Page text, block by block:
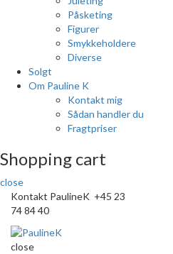
Påsketing
Figurer
Smykkeholdere
Diverse
Solgt
Om Pauline K
Kontakt mig
Sådan handler du
Fragtpriser
Shopping cart
close
Kontakt PaulineK +45 23
74 84 40
close